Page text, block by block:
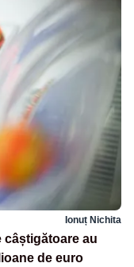
Ionuț Nichita
câștigătoare au
de euro